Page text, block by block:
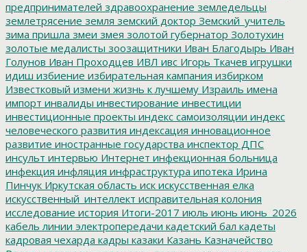
предпринимателей здравоохранение земледельцы
землетрясение земля земский доктор Земский_учитель
зима пришла змеи змея золотой губернатор Золотухин
золотые медалисты зоозащитники Иван Благодырь Иван
Голунов Иван Проходцев ИВЛ ивс Игорь Ткачев игрушки
идиш избиение избирательная кампания избирком
Известковый измени жизнь к лучшему Израиль имена
импорт инвалиды инвестирование инвестиции
инвестиционные проекты индекс самоизоляции индекс
человеческого развития индексация инновационное
развитие иностранные государства инспектор ДПС
инсульт интервью Интернет инфекционная больница
инфекция инфляция инфраструктура ипотека Ирина
Пинчук Иркутская область иск искусственная елка
искусственный_интеллект исправительная колония
исследование история Итоги-2017 июль июнь июнь_2026
кабель линии электропередачи кадетский бал кадеты
кадровая чехарда кадры казаки Казань Казначейство